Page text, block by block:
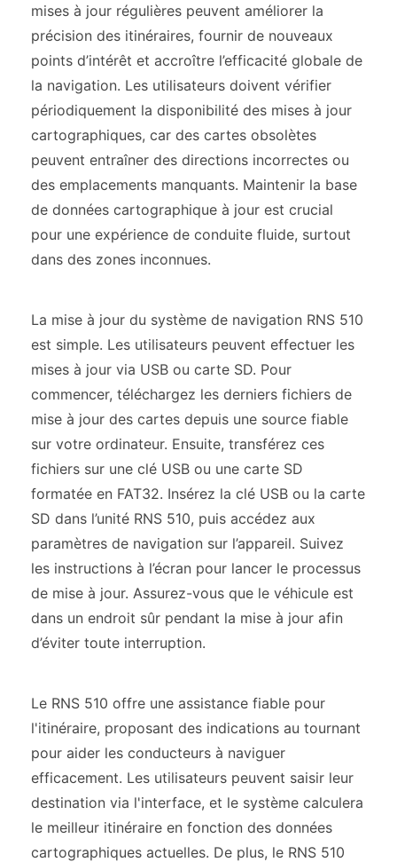
mises à jour régulières peuvent améliorer la
précision des itinéraires, fournir de nouveaux
points d’intérêt et accroître l’efficacité globale de
la navigation. Les utilisateurs doivent vérifier
périodiquement la disponibilité des mises à jour
cartographiques, car des cartes obsolètes
peuvent entraîner des directions incorrectes ou
des emplacements manquants. Maintenir la base
de données cartographique à jour est crucial
pour une expérience de conduite fluide, surtout
dans des zones inconnues.
La mise à jour du système de navigation RNS 510
est simple. Les utilisateurs peuvent effectuer les
mises à jour via USB ou carte SD. Pour
commencer, téléchargez les derniers fichiers de
mise à jour des cartes depuis une source fiable
sur votre ordinateur. Ensuite, transférez ces
fichiers sur une clé USB ou une carte SD
formatée en FAT32. Insérez la clé USB ou la carte
SD dans l’unité RNS 510, puis accédez aux
paramètres de navigation sur l’appareil. Suivez
les instructions à l’écran pour lancer le processus
de mise à jour. Assurez-vous que le véhicule est
dans un endroit sûr pendant la mise à jour afin
d’éviter toute interruption.
Le RNS 510 offre une assistance fiable pour
l'itinéraire, proposant des indications au tournant
pour aider les conducteurs à naviguer
efficacement. Les utilisateurs peuvent saisir leur
destination via l'interface, et le système calculera
le meilleur itinéraire en fonction des données
cartographiques actuelles. De plus, le RNS 510